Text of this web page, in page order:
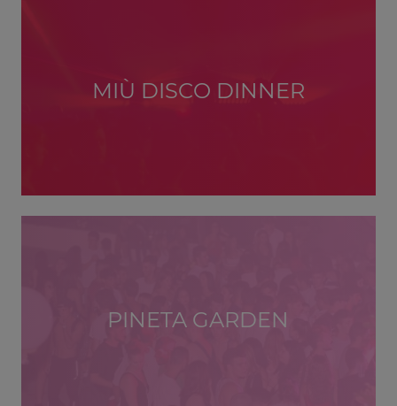
MIÙ DISCO DINNER
PINETA GARDEN